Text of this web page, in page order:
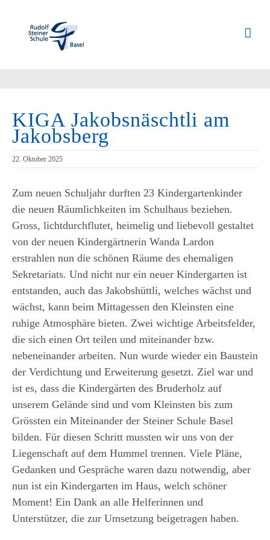
springen
KIGA Jakobsnäschtli am
Jakobsberg
22. Oktober 2025
Zum neuen Schuljahr durften 23 Kindergartenkinder
die neuen Räumlichkeiten im Schulhaus beziehen.
Gross, lichtdurchflutet, heimelig und liebevoll gestaltet
von der neuen Kindergärtnerin Wanda Lardon
erstrahlen nun die schönen Räume des ehemaligen
Sekretariats. Und nicht nur ein neuer Kindergarten ist
entstanden, auch das Jakobshüttli, welches wächst und
wächst, kann beim Mittagessen den Kleinsten eine
ruhige Atmosphäre bieten. Zwei wichtige Arbeitsfelder,
die sich einen Ort teilen und miteinander bzw.
nebeneinander arbeiten. Nun wurde wieder ein Baustein
der Verdichtung und Erweiterung gesetzt. Ziel war und
ist es, dass die Kindergärten des Bruderholz auf
unserem Gelände sind und vom Kleinsten bis zum
Grössten ein Miteinander der Steiner Schule Basel
bilden. Für diesen Schritt mussten wir uns von der
Liegenschaft auf dem Hummel trennen. Viele Pläne,
Gedanken und Gespräche waren dazu notwendig, aber
nun ist ein Kindergarten im Haus, welch schöner
Moment! Ein Dank an alle Helferinnen und
Unterstützer, die zur Umsetzung beigetragen haben.